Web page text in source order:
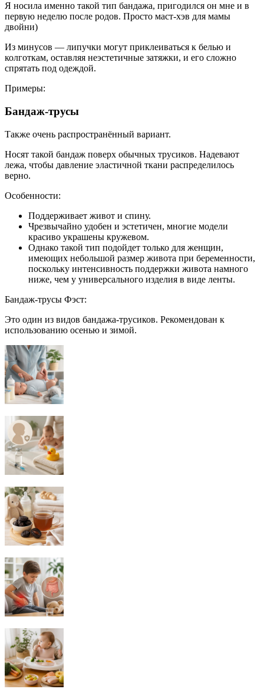
Я носила именно такой тип бандажа, пригодился он мне и в
первую неделю после родов. Просто маст-хэв для мамы
двойни)
Из минусов — липучки могут приклеиваться к белью и
колготкам, оставляя неэстетичные затяжки, и его сложно
спрятать под одеждой.
Примеры:
Бандаж-трусы
Также очень распространённый вариант.
Носят такой бандаж поверх обычных трусиков. Надевают
лежа, чтобы давление эластичной ткани распределилось
верно.
Особенности:
Поддерживает живот и спину.
Чрезвычайно удобен и эстетичен, многие модели
красиво украшены кружевом.
Однако такой тип подойдет только для женщин,
имеющих небольшой размер живота при беременности,
поскольку интенсивность поддержки живота намного
ниже, чем у универсального изделия в виде ленты.
Бандаж-трусы Фэст:
Это один из видов бандажа-трусиков. Рекомендован к
использованию осенью и зимой.